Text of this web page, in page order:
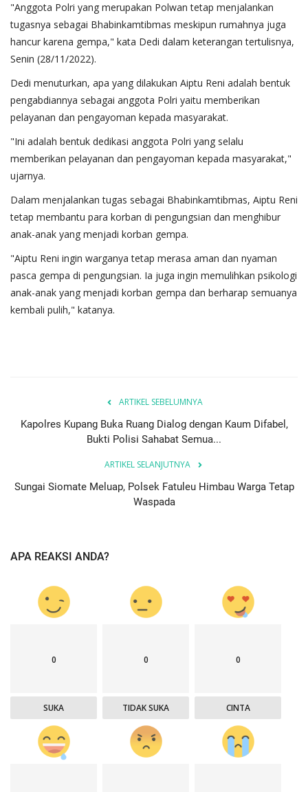
"Anggota Polri yang merupakan Polwan tetap menjalankan
tugasnya sebagai Bhabinkamtibmas meskipun rumahnya juga
hancur karena gempa," kata Dedi dalam keterangan tertulisnya,
Senin (28/11/2022).
Dedi menuturkan, apa yang dilakukan Aiptu Reni adalah bentuk
pengabdiannya sebagai anggota Polri yaitu memberikan
pelayanan dan pengayoman kepada masyarakat.
"Ini adalah bentuk dedikasi anggota Polri yang selalu
memberikan pelayanan dan pengayoman kepada masyarakat,"
ujarnya.
Dalam menjalankan tugas sebagai Bhabinkamtibmas, Aiptu Reni
tetap membantu para korban di pengungsian dan menghibur
anak-anak yang menjadi korban gempa.
"Aiptu Reni ingin warganya tetap merasa aman dan nyaman
pasca gempa di pengungsian. Ia juga ingin memulihkan psikologi
anak-anak yang menjadi korban gempa dan berharap semuanya
kembali pulih," katanya.
ARTIKEL SEBELUMNYA
Kapolres Kupang Buka Ruang Dialog dengan Kaum Difabel,
Bukti Polisi Sahabat Semua...
ARTIKEL SELANJUTNYA
Sungai Siomate Meluap, Polsek Fatuleu Himbau Warga Tetap
Waspada
APA REAKSI ANDA?
0
SUKA
0
TIDAK SUKA
0
CINTA